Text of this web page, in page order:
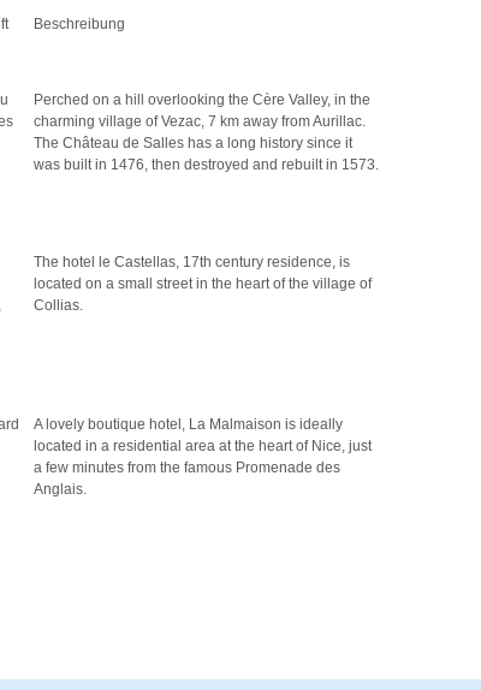
Beschreibung
Perched on a hill overlooking the Cère Valley, in the
charming village of Vezac, 7 km away from Aurillac.
The Château de Salles has a long history since it
was built in 1476, then destroyed and rebuilt in 1573.
The hotel le Castellas, 17th century residence, is
located on a small street in the heart of the village of
Collias.
A lovely boutique hotel, La Malmaison is ideally
located in a residential area at the heart of Nice, just
a few minutes from the famous Promenade des
Anglais.